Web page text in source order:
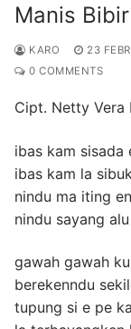
Manis Bibir
KARO 23
0 COMMENTS
Cipt. Netty Vera
ibas kam sisada
ibas kam la
nindu ma iting
nindu sayang
gawah gawah
berekenndu
tupung si e pe